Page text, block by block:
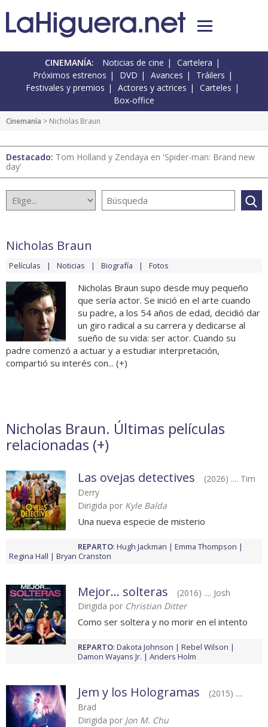
CINEMANÍA: Noticias de cine
Cartelera
Próximos estrenos
DVD Avances
Tráilers
Festivales y premios
Actores y actrices
Carteles
Box-office
Cinemanía > Nicholas Braun
Destacado: Tom Holland y Zendaya en 'Spider-man: Brand new
day'
Nicholas Braun
Películas Noticias Biografía Fotos
Nicholas Braun supo desde muy pequeño
que sería actor. Se inició en el arte cuando
su padre, a los 54 años de edad, decidió dar
un giro radical a su carrera y dedicarse al
sueño de su vida: ser actor. Cuando su
padre comenzó a actuar y a estudiar interpretación,
compartió su interés con... (+)
Nicholas Braun. Últimas películas
relacionadas (+)
Las ovejas detectives
(2026) .... Tim
Derry
Dirigida por Kyle Balda
Una nueva especie de misterio
REPARTO: Hugh Jackman
Emma Thompson
Regina Hall
Bryan Cranston
Mejor... solteras
(2016) .... Josh
Dirigida por Christian Ditter
Como ser soltera y no morir en el intento
REPARTO: Dakota Johnson
Rebel Wilson
Damon Wayans Jr.
Anders Holm
Jem y los Hologramas
(2015) ....
Brad
Dirigida por Jon M. Chu